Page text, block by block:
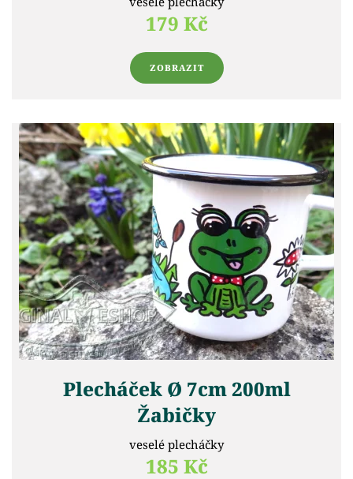
179 Kč
ZOBRAZIT
Plecháček Ø 7cm 200ml
Žabičky
veselé plecháčky
185 Kč